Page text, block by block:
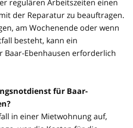
regulären Arbeitszeiten einen
der Reparatur zu beauftragen.
am Wochenende oder wenn
besteht, kann ein
Baar-Ebenhausen erforderlich
für Baar-
in einer Mietwohnung auf,